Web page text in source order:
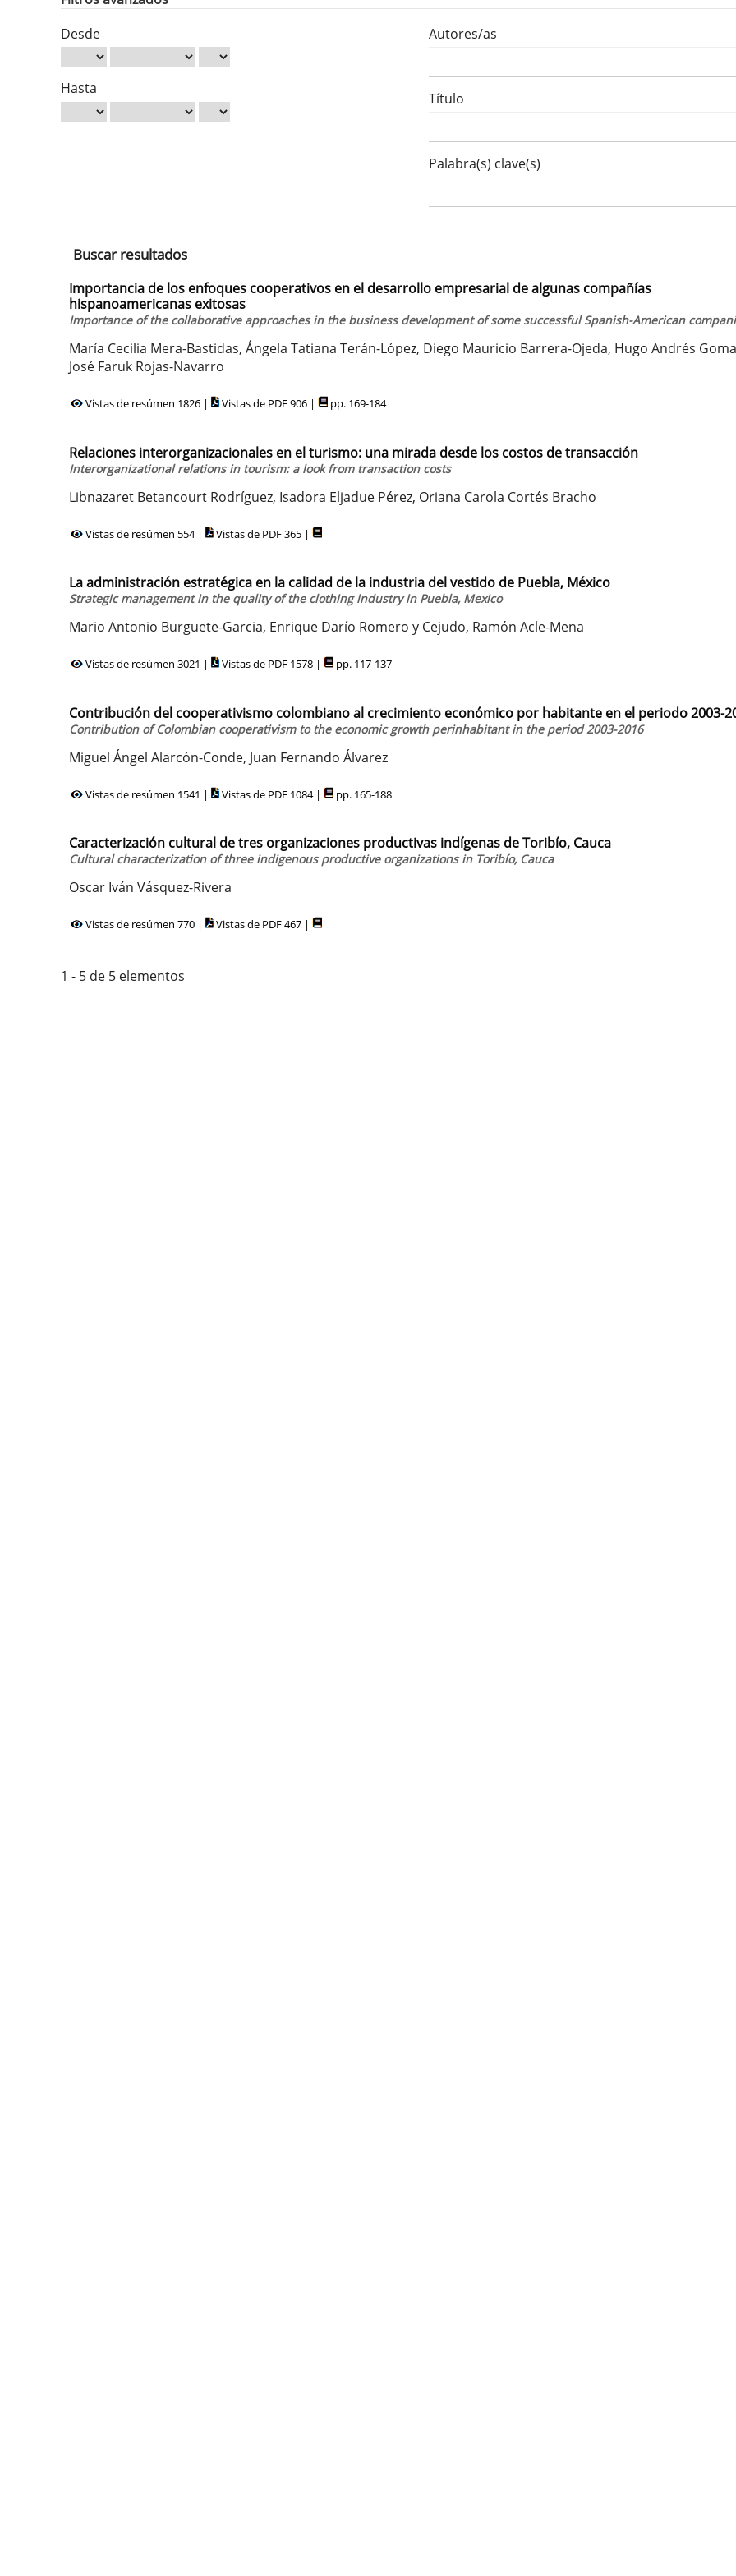
Desde
Hasta
Autores/as
Título
Palabra(s) clave(s)
Buscar resultados
Importancia de los enfoques cooperativos en el desarrollo empresarial de algunas compañías
hispanoamericanas exitosas
Importance of the collaborative approaches in the business development of some successful Spanish-American
María Cecilia Mera-Bastidas, Ángela Tatiana Terán-López, Diego Mauricio Barrera-Ojeda, Hugo Andrés
José Faruk Rojas-Navarro
Vistas de resúmen 1826 | Vistas de PDF 906 | pp. 169-184
Relaciones interorganizacionales en el turismo: una mirada desde los costos de transacción
Interorganizational relations in tourism: a look from transaction costs
Libnazaret Betancourt Rodríguez, Isadora Eljadue Pérez, Oriana Carola Cortés Bracho
Vistas de resúmen 554 | Vistas de PDF 365 |
La administración estratégica en la calidad de la industria del vestido de Puebla, México
Strategic management in the quality of the clothing industry in Puebla, Mexico
Mario Antonio Burguete-Garcia, Enrique Darío Romero y Cejudo, Ramón Acle-Mena
Vistas de resúmen 3021 | Vistas de PDF 1578 | pp. 117-137
Contribución del cooperativismo colombiano al crecimiento económico por habitante en el periodo 2003-
Contribution of Colombian cooperativism to the economic growth perinhabitant in the period 2003-2016
Miguel Ángel Alarcón-Conde, Juan Fernando Álvarez
Vistas de resúmen 1541 | Vistas de PDF 1084 | pp. 165-188
Caracterización cultural de tres organizaciones productivas indígenas de Toribío, Cauca
Cultural characterization of three indigenous productive organizations in Toribío, Cauca
Oscar Iván Vásquez-Rivera
Vistas de resúmen 770 | Vistas de PDF 467 |
1 - 5 de 5 elementos